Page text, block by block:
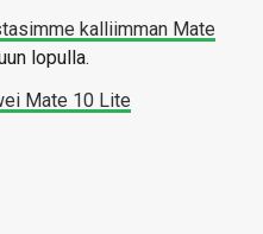
kalliimman Mate
lopulla.
Mate 10 Lite